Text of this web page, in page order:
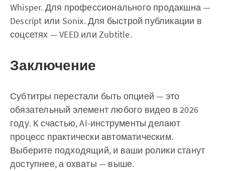
Whisper. Для профессионального продакшна —
Descript или Sonix. Для быстрой публикации в
соцсетях — VEED или Zubtitle.
Заключение
Субтитры перестали быть опцией — это
обязательный элемент любого видео в 2026
году. К счастью, AI-инструменты делают
процесс практически автоматическим.
Выберите подходящий, и ваши ролики станут
доступнее, а охваты — выше.